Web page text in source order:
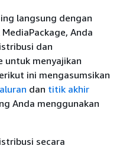
langsung dengan
Anda
dan
untuk menyajikan
ini mengasumsikan
dan titik akhir
Anda menggunakan
secara